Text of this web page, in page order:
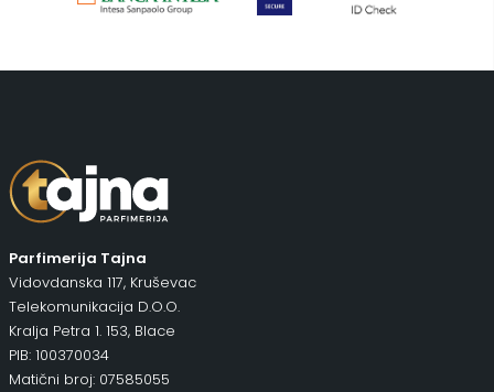
Parfimerija Tajna
Vidovdanska 117, Kruševac
Telekomunikacija D.O.O.
Kralja Petra 1. 153, Blace
PIB: 100370034
Matični broj: 07585055